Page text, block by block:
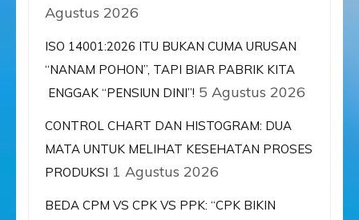
Agustus 2026
ISO 14001:2026 ITU BUKAN CUMA URUSAN
“NANAM POHON”, TAPI BIAR PABRIK KITA
ENGGAK “PENSIUN DINI”! 5 Agustus 2026
CONTROL CHART DAN HISTOGRAM: DUA
MATA UNTUK MELIHAT KESEHATAN PROSES
PRODUKSI 1 Agustus 2026
BEDA CPM VS CPK VS PPK: “CPK BIKIN